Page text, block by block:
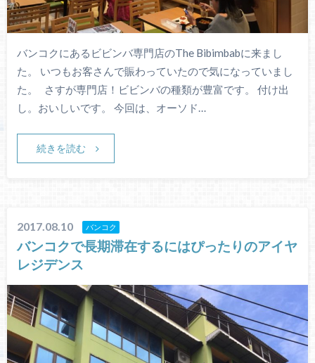
バンコクにあるビビンバ専門店のThe Bibimbabに来まし
た。 いつもお客さんで賑わっていたので気になっていまし
た。 さすが専門店！ビビンバの種類が豊富です。 付け出
し。おいしいです。 今回は、オーソド…
続きを読む
2017.08.10 バンコク
バンコクで長期滞在するにはぴったりのアイヤ
レジデンス